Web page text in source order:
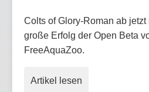
Colts of Glory-Roman ab
große Erfolg der Open Beta
FreeAquaZoo.
Artikel lesen